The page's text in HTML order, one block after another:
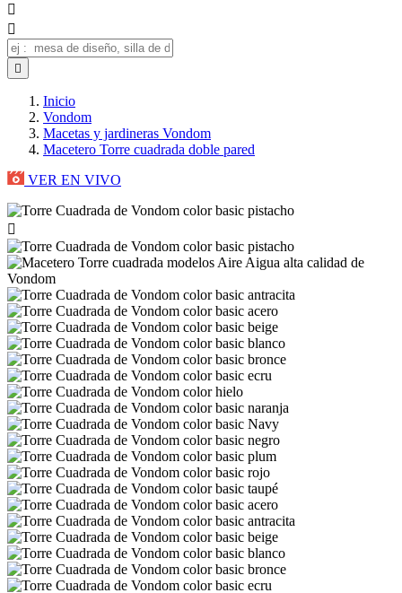



Inicio
Vondom
Macetas y jardineras Vondom
Macetero Torre cuadrada doble pared
VER EN VIVO
